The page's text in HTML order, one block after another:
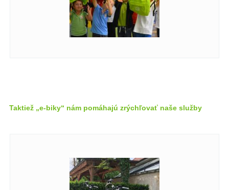
Taktiež „e-biky“ nám pomáhajú zrýchľovať naše služby